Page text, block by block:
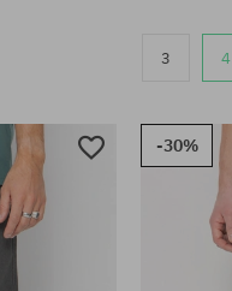
3 4
-30%